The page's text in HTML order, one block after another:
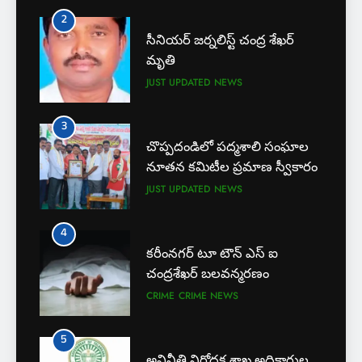
4
కరీంనగర్ టూ టౌన్ ఎస్ ఐ
చంద్రశేఖర్ బలవన్మరణం
5
అవినీతి నిరోధక శాఖ అధికారుల
వలలో చిక్కిన ఎక్సైజ్ సీఐ
6
లేబర్ కోడ్లను రద్దు చేయండి
2
సీనియర్ జర్నలిస్ట్ చంద్ర శేఖర్
మృతి
JUST UPDATED NEWS
3
చొప్పదండిలో పద్మశాలి సంఘాల
నూతన కమిటీల ప్రమాణ స్వీకారం
JUST UPDATED NEWS
4
కరీంనగర్ టూ టౌన్ ఎస్ ఐ
చంద్రశేఖర్ బలవన్మరణం
CRIME CRIME NEWS
5